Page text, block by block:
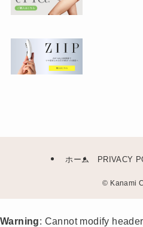
ホーム PRIVACY
© Kanami
Warning: Cannot modify